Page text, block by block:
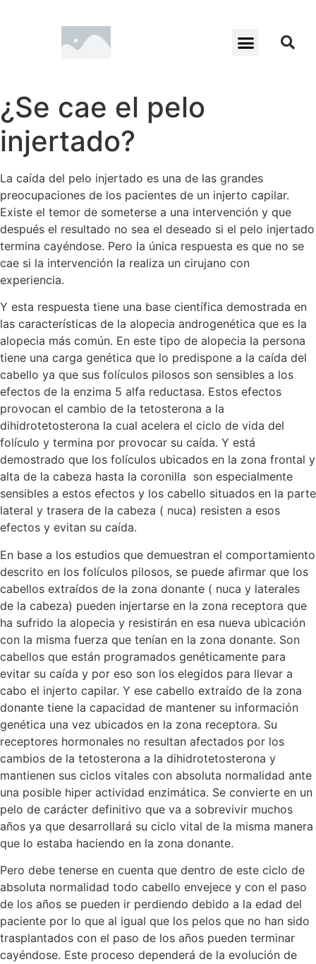
¿Se cae el pelo
injertado?
La caída del pelo injertado es una de las grandes
preocupaciones de los pacientes de un injerto capilar.
Existe el temor de someterse a una intervención y que
después el resultado no sea el deseado si el pelo injertado
termina cayéndose. Pero la única respuesta es que no se
cae si la intervención la realiza un cirujano con
experiencia.
Y esta respuesta tiene una base científica demostrada en
las características de la alopecia androgenética que es la
alopecia más común. En este tipo de alopecia la persona
tiene una carga genética que lo predispone a la caída del
cabello ya que sus folículos pilosos son sensibles a los
efectos de la enzima 5 alfa reductasa. Estos efectos
provocan el cambio de la tetosterona a la
dihidrotetosterona la cual acelera el ciclo de vida del
folículo y termina por provocar su caída. Y está
demostrado que los folículos ubicados en la zona frontal y
alta de la cabeza hasta la coronilla son especialmente
sensibles a estos efectos y los cabello situados en la parte
lateral y trasera de la cabeza ( nuca) resisten a esos
efectos y evitan su caída.
En base a los estudios que demuestran el comportamiento
descrito en los folículos pilosos, se puede afirmar que los
cabellos extraídos de la zona donante ( nuca y laterales
de la cabeza) pueden injertarse en la zona receptora que
ha sufrido la alopecia y resistirán en esa nueva ubicación
con la misma fuerza que tenían en la zona donante. Son
cabellos que están programados genéticamente para
evitar su caída y por eso son los elegidos para llevar a
cabo el injerto capilar. Y ese cabello extraído de la zona
donante tiene la capacidad de mantener su información
genética una vez ubicados en la zona receptora. Su
receptores hormonales no resultan afectados por los
cambios de la tetosterona a la dihidrotetosterona y
mantienen sus ciclos vitales con absoluta normalidad ante
una posible hiper actividad enzimática. Se convierte en un
pelo de carácter definitivo que va a sobrevivir muchos
años ya que desarrollará su ciclo vital de la misma manera
que lo estaba haciendo en la zona donante.
Pero debe tenerse en cuenta que dentro de este ciclo de
absoluta normalidad todo cabello envejece y con el paso
de los años se pueden ir perdiendo debido a la edad del
paciente por lo que al igual que los pelos que no han sido
trasplantados con el paso de los años pueden terminar
cayéndose. Este proceso dependerá de la evolución de